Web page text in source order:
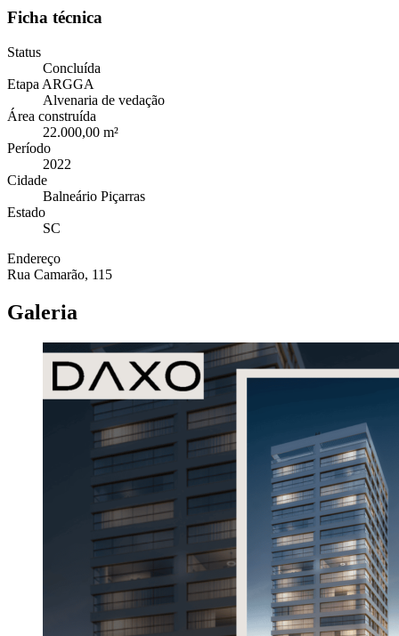
Ficha técnica
Status
Concluída
Etapa ARGGA
Alvenaria de vedação
Área construída
22.000,00 m²
Período
2022
Cidade
Balneário Piçarras
Estado
SC
Endereço
Rua Camarão, 115
Galeria